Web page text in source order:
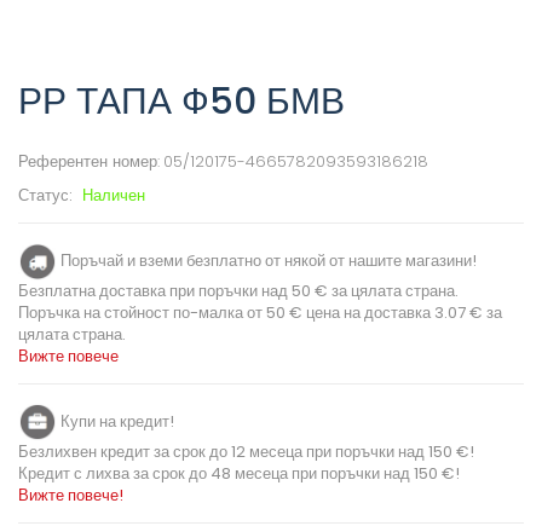
РР ТАПА Ф50 БМВ
Референтен номер: 05/120175-4665782093593186218
Статус: Наличен
Поръчай и вземи безплатно от някой от нашите магазини!
Безплатна доставка при поръчки над 50 € за цялата страна.
Поръчка на стойност по-малка от 50 € цена на доставка 3.07 € за
цялата страна.
Вижте повече
Купи на кредит!
Безлихвен кредит за срок до 12 месеца при поръчки над 150 €!
Кредит с лихва за срок до 48 месеца при поръчки над 150 €!
Вижте повече!